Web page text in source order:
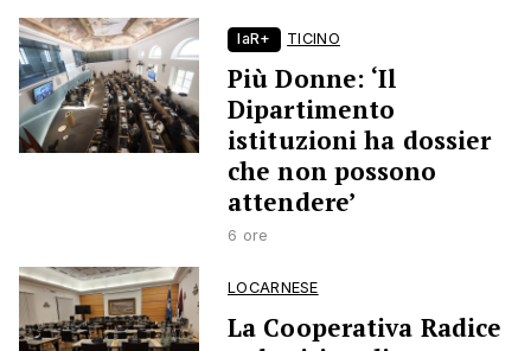
laR+ TICINO
Più Donne: ‘Il
Dipartimento
istituzioni ha dossier
che non possono
attendere’
6 ore
LOCARNESE
La Cooperativa Radice